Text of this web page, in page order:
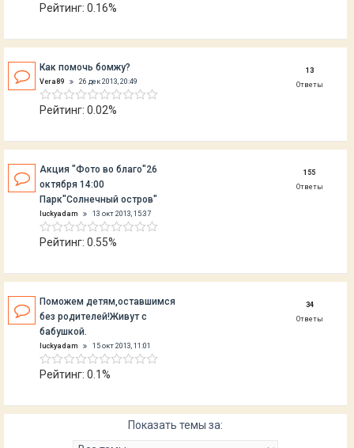
Рейтинг: 0.16%
Как помочь бомжу?
Vera89 26 дек 2013, 20:49
Рейтинг: 0.02%
13
Ответы
Акция "Фото во благо"26
октября 14:00
Парк"Солнечный остров"
luckyadam 13 окт 2013, 15:37
Рейтинг: 0.55%
155
Ответы
Поможем детям,оставшимся
без родителей!Живут с
бабушкой.
luckyadam 15 окт 2013, 11:01
Рейтинг: 0.1%
34
Ответы
Показать темы за: